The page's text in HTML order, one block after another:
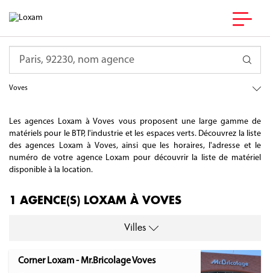
Voves
Les agences Loxam à Voves vous proposent une large gamme de
matériels pour le BTP, l'industrie et les espaces verts. Découvrez la liste
des agences Loxam à Voves, ainsi que les horaires, l'adresse et le
numéro de votre agence Loxam pour découvrir la liste de matériel
disponible à la location.
1 AGENCE(S) LOXAM À VOVES
Villes
Corner Loxam - Mr.Bricolage Voves